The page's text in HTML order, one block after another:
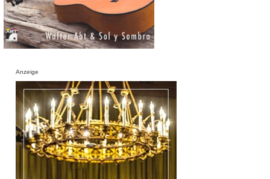
Anzeige